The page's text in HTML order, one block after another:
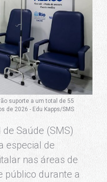
suporte a um total de 55
de 2026 - Edu Kapps/SMS
Saúde (SMS)
especial de
nas áreas de
público durante a